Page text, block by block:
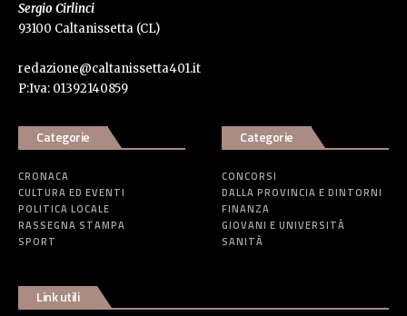
Sergio Cirlinci
93100 Caltanissetta (CL)
redazione@caltanissetta401.it
P:Iva: 01392140859
Categorie
CRONACA
CULTURA ED EVENTI
POLITICA LOCALE
RASSEGNA STAMPA
SPORT
Categorie
CONCORSI
DALLA PROVINCIA E DINTORNI
FINANZA
GIOVANI E UNIVERSITÀ
SANITÀ
Link utili